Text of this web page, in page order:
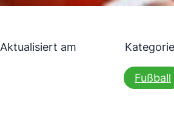
Aktualisiert am
Fußball